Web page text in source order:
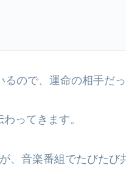
ので、運命の相手だっ
ってきます。
、音楽番組でたびたび